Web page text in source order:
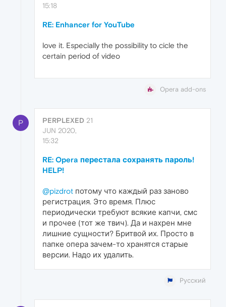
15:18
RE: Enhancer for YouTube
love it. Especially the possibility to cicle the
certain period of video
Opera add-ons
P PERPLEXED 21
JUN 2020,
15:32
RE: Opera перестала сохранять пароль!
HELP!
@pizdrot потому что каждый раз заново
регистрация. Это время. Плюс
периодически требуют всякие капчи, смс
и прочее (тот же твич). Да и нахрен мне
лишние сущности? Бритвой их. Просто в
папке опера зачем-то хранятся старые
версии. Надо их удалить.
Русский